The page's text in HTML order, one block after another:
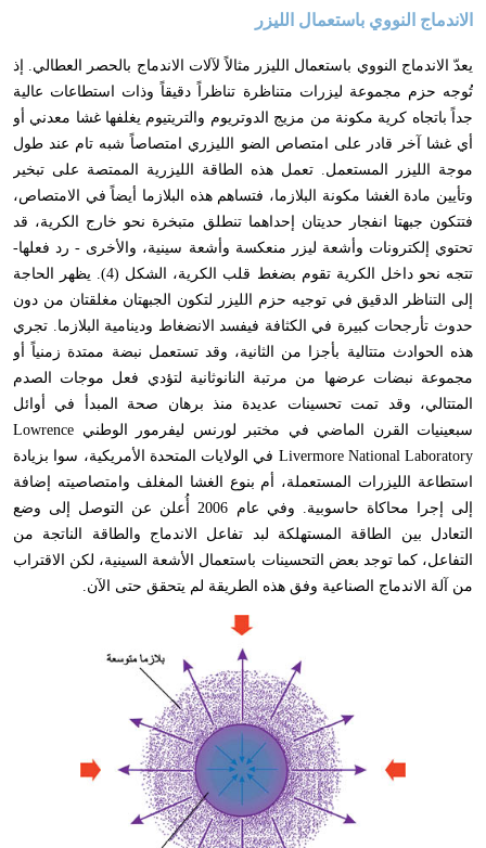
الاندماج النووي باستعمال الليزر
يعدّ الاندماج النووي باستعمال الليزر مثالاً لآلات الاندماج بالحصر العطالي. إذ
تُوجه حزم مجموعة ليزرات متناظرة تناظراً دقيقاً وذات استطاعات عالية
جداً باتجاه كرية مكونة من مزيج الدوتريوم والتريتيوم يغلفها غشا معدني أو
أي غشا آخر قادر على امتصاص الضو الليزري امتصاصاً شبه تام عند طول
موجة الليزر المستعمل. تعمل هذه الطاقة الليزرية الممتصة على تبخير
وتأيين مادة الغشا مكونة البلازما، فتساهم هذه البلازما أيضاً في الامتصاص،
فتتكون جبهتا انفجار حديتان إحداهما تنطلق متبخرة نحو خارج الكرية، قد
تحتوي إلكترونات وأشعة ليزر منعكسة وأشعة سينية، والأخرى - رد فعلها-
تتجه نحو داخل الكرية تقوم بضغط قلب الكرية،
الشكل (4). يظهر الحاجة
إلى التناظر الدقيق في توجيه حزم الليزر لتكون الجبهتان مغلقتان من دون
حدوث تأرجحات كبيرة في الكثافة فيفسد
الانضغاط ودينامية البلازما. تجري
هذه الحوادث متتالية بأجزا من الثانية، وقد تستعمل نبضة ممتدة زمنياً أو
مجموعة نبضات عرضها من مرتبة النانوثانية لتؤدي فعل موجات الصدم
المتتالي، وقد تمت تحسينات عديدة منذ برهان صحة المبدأ في أوائل
سبعينيات القرن الماضي في مختبر لورنس ليفرمور الوطني Lowrence
Livermore National Laboratory في الولايات المتحدة الأمريكية، سوا بزيادة
استطاعة الليزرات المستعملة، أم بنوع الغشا المغلف وامتصاصيته إضافة
إلى إجرا محاكاة حاسوبية. وفي عام 2006 أُعلن عن التوصل إلى وضع
التعادل بين الطاقة المستهلكة لبد تفاعل الاندماج والطاقة الناتجة من
التفاعل، كما توجد بعض التحسينات باستعمال الأشعة السينية، لكن الاقتراب
من آلة الاندماج الصناعية وفق هذه الطريقة لم يتحقق حتى الآن.